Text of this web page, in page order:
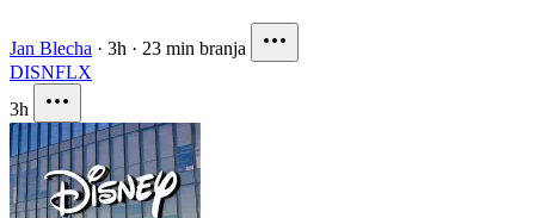
Jan Blecha · 3h · 23 min branja
DISNFLX
3h